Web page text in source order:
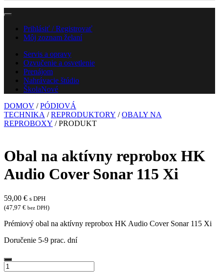
Prihlásiť / Registrovať
Môj zoznam želaní
Servis a opravy
Ozvučenie a osvetlenie
Prenájom
Nahrávacie štúdio
ŠkolaNové
DOMOV /PÓDIOVÁ
TECHNIKA /REPRODUKTORY /OBALY NA
REPROBOXY / PRODUKT
Obal na aktívny reprobox HK
Audio Cover Sonar 115 Xi
59,00 € s DPH
(47,97 € bez DPH)
Prémiový obal na aktívny reprobox HK Audio Cover Sonar 115 Xi
Doručenie 5-9 prac. dní
množstvo
Obal